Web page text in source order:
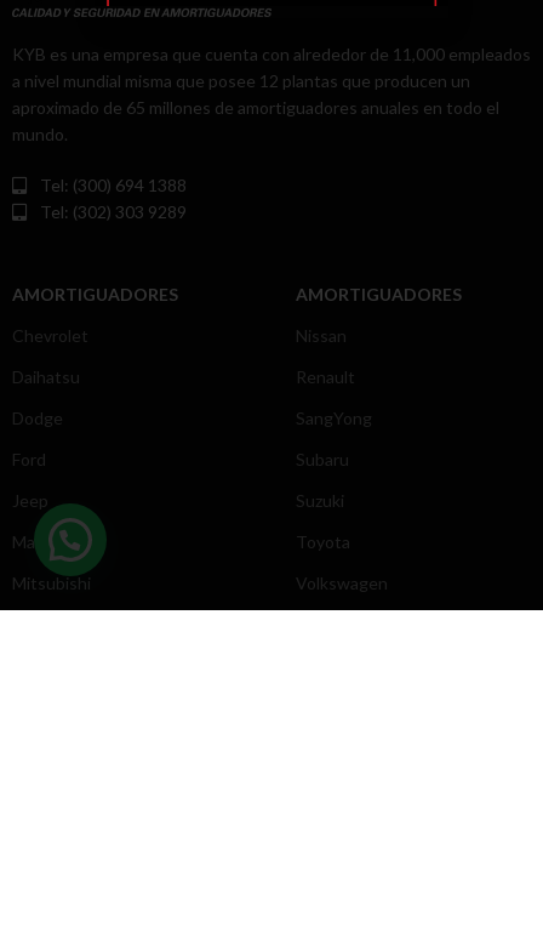
KYB es una empresa que cuenta con alrededor de 11,000 empleados
a nivel mundial misma que posee 12 plantas que producen un
aproximado de 65 millones de amortiguadores anuales en todo el
mundo.
Tel: (300) 694 1388
Tel: (302) 303 9289
AMORTIGUADORES
Chevrolet
Daihatsu
Dodge
Ford
Jeep
Mazda
Mitsubishi
AMORTIGUADORES
Nissan
Renault
SangYong
Subaru
Suzuki
Toyota
Volkswagen